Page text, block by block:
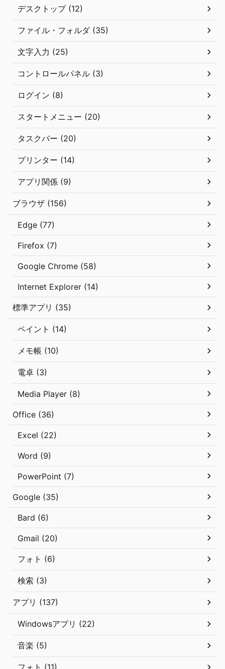
デスクトップ (12)
ファイル・フォルダ (35)
文字入力 (25)
コントロールパネル (3)
ログイン (8)
スタートメニュー (20)
タスクバー (20)
プリンター (14)
アプリ関係 (9)
ブラウザ (156)
Edge (77)
Firefox (7)
Google Chrome (58)
Internet Explorer (14)
標準アプリ (35)
ペイント (14)
メモ帳 (10)
電卓 (3)
Media Player (8)
Office (36)
Excel (22)
Word (9)
PowerPoint (7)
Google (35)
Bard (6)
Gmail (20)
フォト (6)
検索 (3)
アプリ (137)
Windowsアプリ (22)
音楽 (5)
フォト (11)